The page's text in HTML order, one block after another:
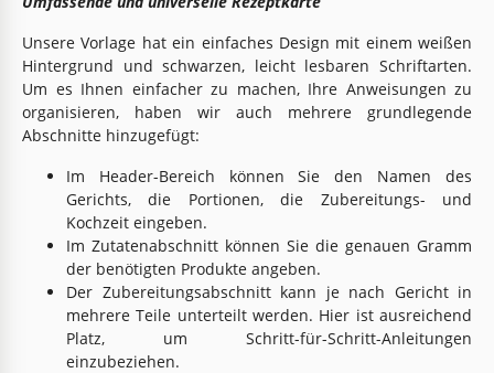
Unsere Vorlage hat ein einfaches Design mit einem weißen
Hintergrund und schwarzen, leicht lesbaren Schriftarten.
Um es Ihnen einfacher zu machen, Ihre Anweisungen zu
organisieren, haben wir auch mehrere grundlegende
Abschnitte hinzugefügt:
Im Header-Bereich können Sie den Namen des
Gerichts, die Portionen, die Zubereitungs- und
Kochzeit eingeben.
Im Zutatenabschnitt können Sie die genauen Gramm
der benötigten Produkte angeben.
Der Zubereitungsabschnitt kann je nach Gericht in
mehrere Teile unterteilt werden. Hier ist ausreichend
Platz, um Schritt-für-Schritt-Anleitungen
einzubeziehen.